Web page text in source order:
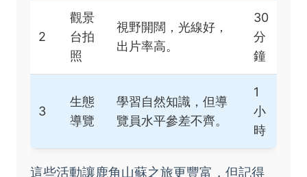
2
觀景
台拍
照
視野開闊，光線好，
出片率高。
30
分
鐘
3
生態
導覽
學習自然知識，但導
覽員水平參差不齊。
1
小
時
這些活動讓鹿角山蘇之旅更豐富，但記得